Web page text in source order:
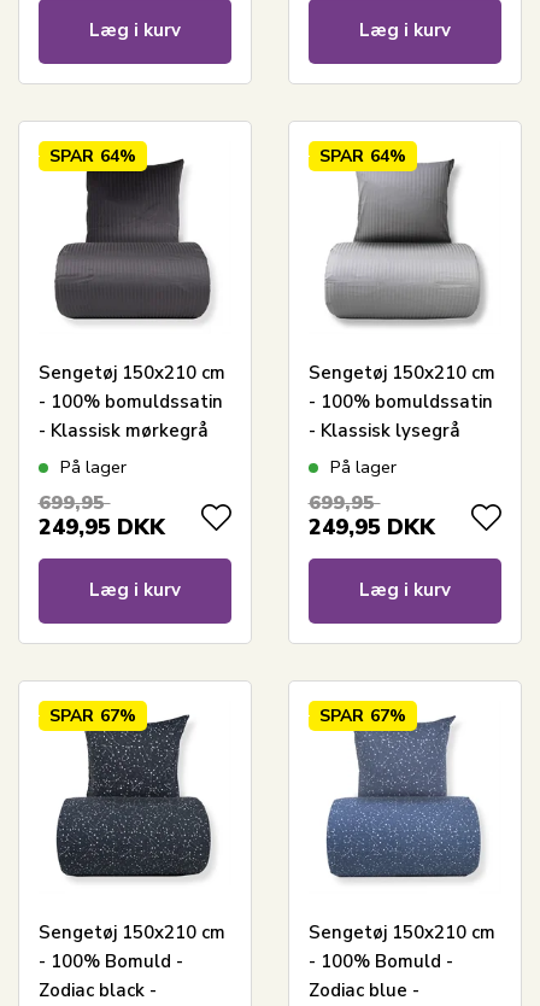
Læg i kurv Læg i kurv
SPAR 64%
Sengetøj 150x210 cm
- 100% bomuldssatin
- Klassisk mørkegrå
striber
På lager
699,95
249,95 DKK
Læg i kurv
SPAR 64%
Sengetøj 150x210 cm
- 100% bomuldssatin
- Klassisk lysegrå
striber
På lager
699,95
249,95 DKK
Læg i kurv
SPAR 67%
Sengetøj 150x210 cm
- 100% Bomuld -
Zodiac black -
SPAR 67%
Sengetøj 150x210 cm
- 100% Bomuld -
Zodiac blue -